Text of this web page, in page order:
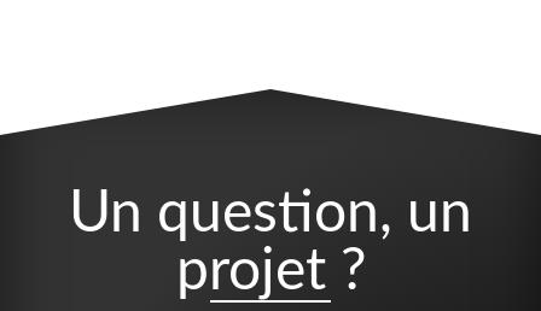
Un question, un
projet ?